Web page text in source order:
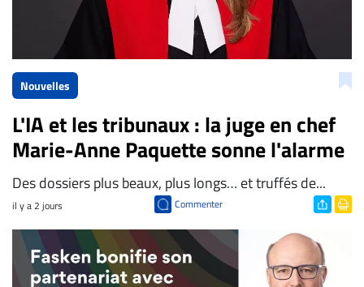
Nouvelles
L'IA et les tribunaux : la juge en chef
Marie-Anne Paquette sonne l'alarme
Des dossiers plus beaux, plus longs… et truffés de...
il y a 2 jours Commenter